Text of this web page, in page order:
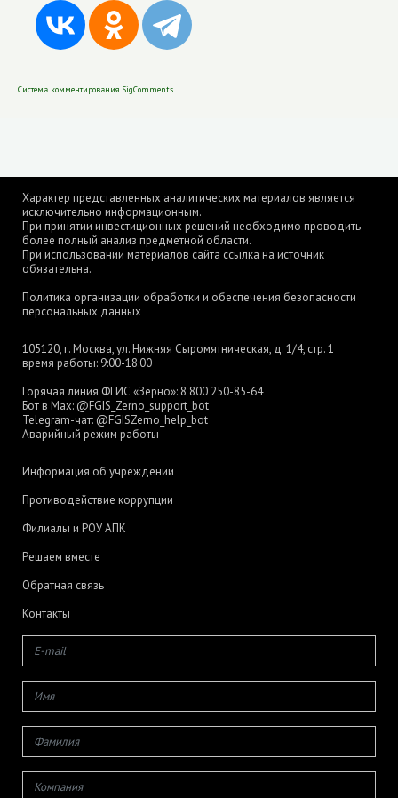
Система комментирования SigComments
Характер представленных аналитических материалов является
исключительно информационным.
При принятии инвестиционных решений необходимо проводить
более полный анализ предметной области.
При использовании материалов сайта ссылка на источник
обязательна.
Политика организации обработки и обеспечения безопасности
персональных данных
105120, г. Москва, ул. Нижняя Сыромятническая, д. 1/4, стр. 1
время работы: 9:00-18:00
Горячая линия ФГИС «Зерно»: 8 800 250-85-64
Бот в Max: @FGIS_Zerno_support_bot
Telegram-чат: @FGISZerno_help_bot
Аварийный режим работы
Информация об учреждении
Противодействие коррупции
Филиалы и РОУ АПК
Решаем вместе
Обратная связь
Контакты